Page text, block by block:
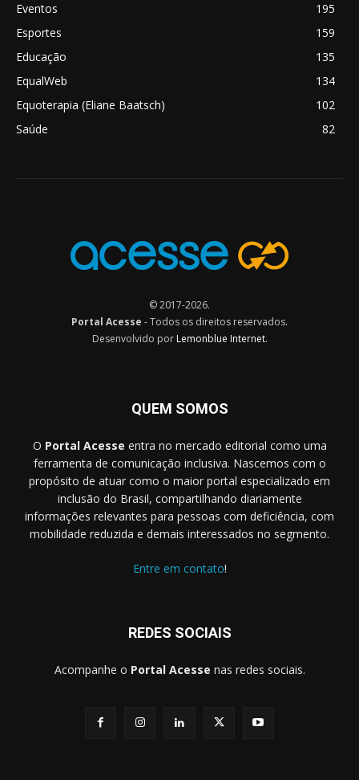
Eventos
195
Esportes
159
Educação
135
EqualWeb
134
Equoterapia (Eliane Baatsch)
102
Saúde
82
© 2017-2026.
Portal Acesse - Todos os direitos reservados.
Desenvolvido por Lemonblue Internet.
QUEM SOMOS
O Portal Acesse entra no mercado editorial como uma
ferramenta de comunicação inclusiva. Nascemos com o
propósito de atuar como o maior portal especializado em
inclusão do Brasil, compartilhando diariamente
informações relevantes para pessoas com deficiência, com
mobilidade reduzida e demais interessados no segmento.
Entre em contato!
REDES SOCIAIS
Acompanhe o Portal Acesse nas redes sociais.